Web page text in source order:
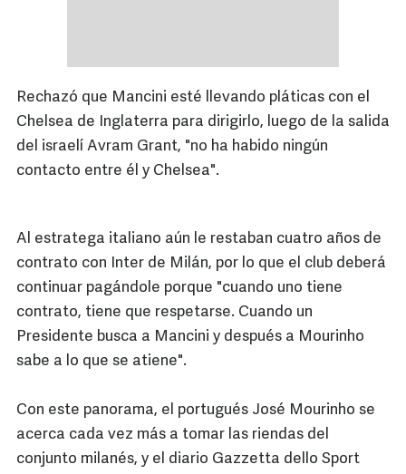
Rechazó que Mancini esté llevando pláticas con el
Chelsea de Inglaterra para dirigirlo, luego de la salida
del israelí Avram Grant, "no ha habido ningún
contacto entre él y Chelsea".
Al estratega italiano aún le restaban cuatro años de
contrato con Inter de Milán, por lo que el club deberá
continuar pagándole porque "cuando uno tiene
contrato, tiene que respetarse. Cuando un
Presidente busca a Mancini y después a Mourinho
sabe a lo que se atiene".
Con este panorama, el portugués José Mourinho se
acerca cada vez más a tomar las riendas del
conjunto milanés, y el diario Gazzetta dello Sport